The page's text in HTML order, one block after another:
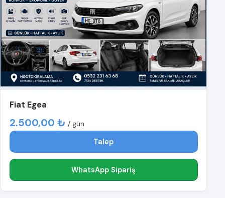
Fiat Egea
2.500,00 ₺ / gün
Talep
WhatsApp Sipariş